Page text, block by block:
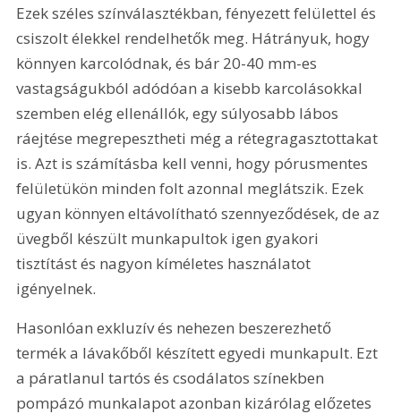
Ezek széles színválasztékban, fényezett felülettel és
csiszolt élekkel rendelhetők meg. Hátrányuk, hogy
könnyen karcolódnak, és bár 20-40 mm-es
vastagságukból adódóan a kisebb karcolásokkal
szemben elég ellenállók, egy súlyosabb lábos
ráejtése megrepesztheti még a rétegragasztottakat
is. Azt is számításba kell venni, hogy pórusmentes
felületükön minden folt azonnal meglátszik. Ezek
ugyan könnyen eltávolítható szennyeződések, de az
üvegből készült munkapultok igen gyakori
tisztítást és nagyon kíméletes használatot
igényelnek.
Hasonlóan exkluzív és nehezen beszerezhető
termék a lávakőből készített egyedi munkapult. Ezt
a páratlanul tartós és csodálatos színekben
pompázó munkalapot azonban kizárólag előzetes